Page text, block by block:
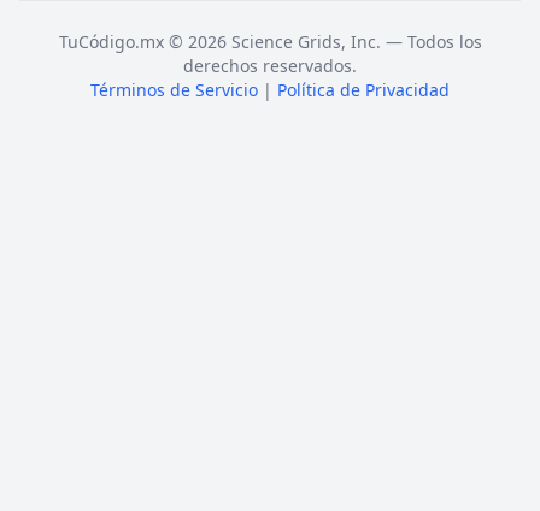
TuCódigo.mx © 2026 Science Grids, Inc. — Todos los
derechos reservados.
Términos de Servicio | Política de Privacidad